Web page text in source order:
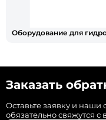
Оборудование для
Заказать
Оставьте заявку и наши
обязательно свяжутся с